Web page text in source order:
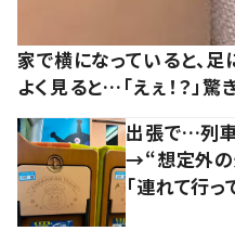
家で横になっていると、
よく見ると…「えぇ！？」
出張で…列
→“想定外の
「連れて行っ